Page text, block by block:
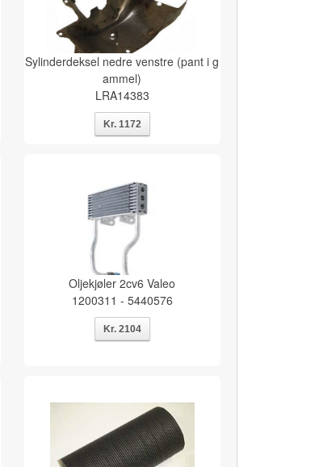
Sylinderdeksel nedre venstre (pant i g
ammel)
LRA14383
Oljekjøler 2cv6 Valeo
1200311 - 5440576